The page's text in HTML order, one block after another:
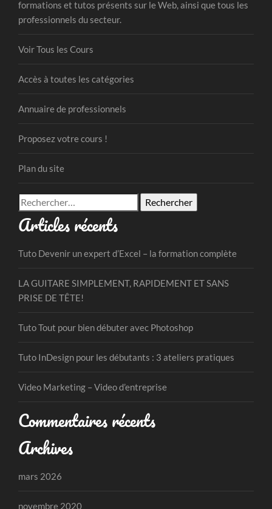
formations et tutos présents sur le Web, ainsi que tous les
professionnels du secteur.
Voir Tous les Cours
Accès à toutes les catégories
Annuaire de professionnels
Proposez votre cours !
Plan du site
Rechercher :
Articles récents
Tuto Devenir un expert d’Excel – la formation complète
LA GUITARE SIMPLEMENT, RAPIDEMENT ET SANS
PRISE DE TÊTE!
Tuto Tout pour bien débuter avec Photoshop
Tuto InDesign pour les débutants : 3 ateliers pratiques
Video Marketing – Video d’entreprise
Commentaires récents
Archives
mars 2026
novembre 2020